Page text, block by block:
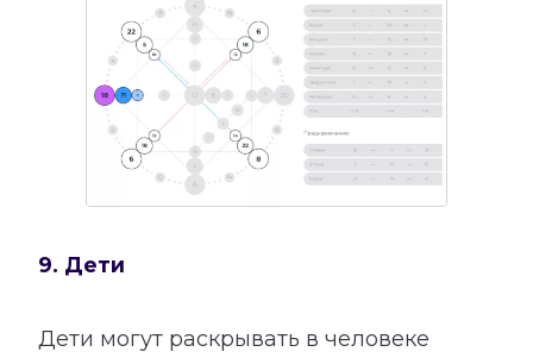
9. Дети
Дети могут раскрывать в человеке